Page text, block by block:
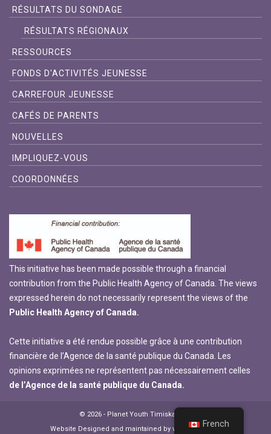
RÉSULTATS DU SONDAGE
RÉSULTATS RÉGIONAUX
RESSOURCES
FONDS D'ACTIVITÉS JEUNESSE
CARREFOUR JEUNESSE
CAFÉS DE PARENTS
NOUVELLES
IMPLIQUEZ-VOUS
COORDONNÉES
This initiative has been made possible through a financial
contribution from the Public Health Agency of Canada. The views
expressed herein do not necessarily represent the views of the
Public Health Agency of Canada.
Cette initiative a été rendue possible grâce à une contribution
financière de l’Agence de la santé publique du Canada. Les
opinions exprimées ne représentent pas nécessairement celles
de l’Agence de la santé publique du Canada.
© 2026 - Planet Youth Timiskaming
Website Designed and maintained by vsmarketing.ca
French